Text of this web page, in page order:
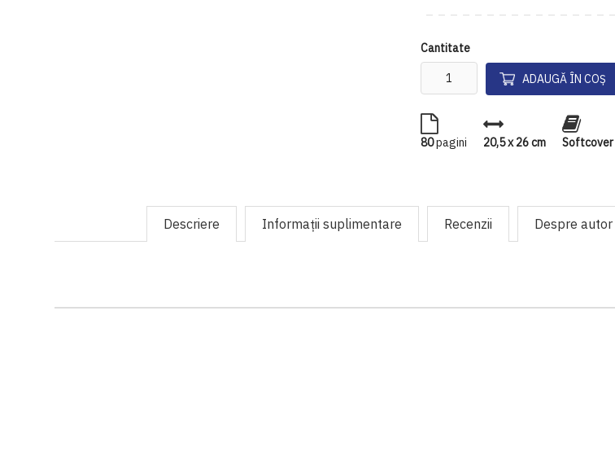
Cantitate
ADAUGĂ ÎN COȘ
80pagini 20,5 x 26 cm Softcover
Descriere Informaţii suplimentare Recenzii Despre autor